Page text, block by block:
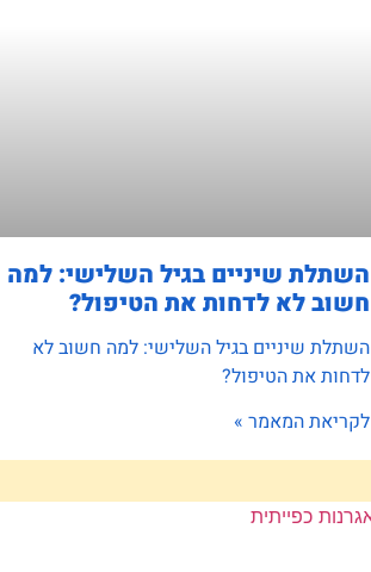
השתלת שיניים בגיל השלישי: למה
חשוב לא לדחות את הטיפול?
השתלת שיניים בגיל השלישי: למה חשוב לא
לדחות את הטיפול?
לקריאת המאמר »